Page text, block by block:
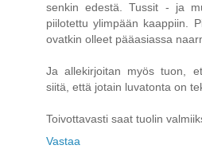
senkin edestä. Tussit - ja
piilotettu ylimpään kaappiin.
ovatkin olleet pääasiassa
Ja allekirjoitan myös tuon,
siitä, että jotain luvatonta on
Toivottavasti saat tuolin
Vastaa